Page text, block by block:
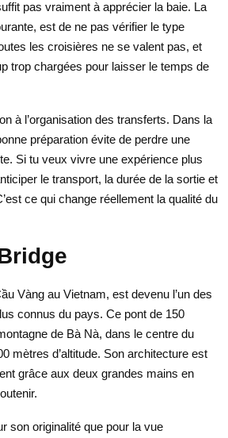
pas vraiment à apprécier la baie. La
est de ne pas vérifier le type
les croisières ne se valent pas, et
trop chargées pour laisser le temps de
à l’organisation des transferts. Dans la
préparation évite de perdre une
Si tu veux vivre une expérience plus
le transport, la durée de la sortie et
ce qui change réellement la qualité du
Vàng au Vietnam, est devenu l’un des
connus du pays. Ce pont de 150
de Bà Nà, dans le centre du
mètres d’altitude. Son architecture est
grâce aux deux grandes mains en
son originalité que pour la vue